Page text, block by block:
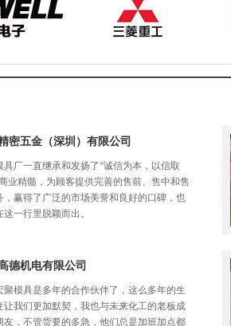
密五金（深圳）有限公司
具厂一直继承和发扬了“诚信为本，以信取
业精髓，为顾客提供完善的售前、售中和售
，赢得了广泛的市场美誉和良好的口碑，也
这一行里脱颖而出。
德机电有限公司
聚模具是多年的合作伙伴了，这么多年的生
让我们更加默契，我也与未来化工的老板成
友，不管货要的多急，他们总是加班加点都